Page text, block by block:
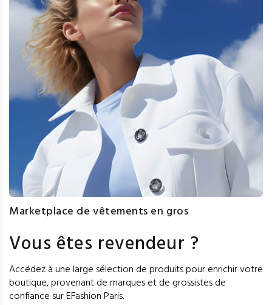
Marketplace de vêtements en gros
Vous êtes revendeur ?
Accédez à une large sélection de produits pour enrichir votre
boutique, provenant de marques et de grossistes de
confiance sur EFashion Paris.